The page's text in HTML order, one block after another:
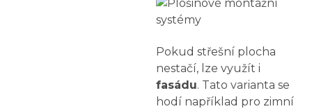
Pokud střešní plocha
nestačí, lze využít i
fasádu. Tato varianta se
hodí například pro zimní